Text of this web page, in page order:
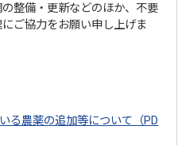
整備・更新などのほか、不要
ご協力をお願い申し上げま
る農薬の追加等について（PD